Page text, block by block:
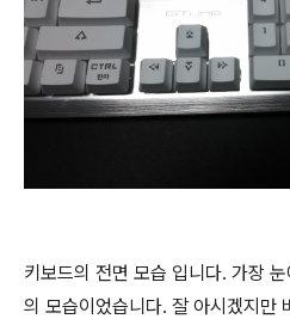
키보드의 전면 모습 입니다. 가장
의 모습이었습니다. 잘 아시겠지만